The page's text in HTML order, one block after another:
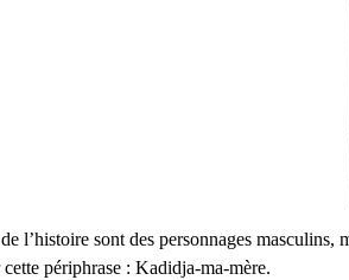
l’histoire sont des personnages
cette périphrase : Kadidja-ma-mère.